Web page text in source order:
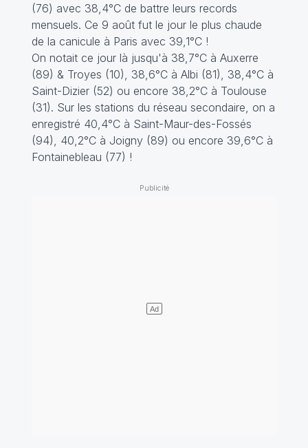
(76) avec 38,4°C de battre leurs records
mensuels. Ce 9 août fut le jour le plus chaude
de la canicule à Paris avec 39,1°C !
On notait ce jour là jusqu'à 38,7°C à Auxerre
(89) & Troyes (10), 38,6°C à Albi (81), 38,4°C à
Saint-Dizier (52) ou encore 38,2°C à Toulouse
(31). Sur les stations du réseau secondaire, on a
enregistré 40,4°C à Saint-Maur-des-Fossés
(94), 40,2°C à Joigny (89) ou encore 39,6°C à
Fontainebleau (77) !